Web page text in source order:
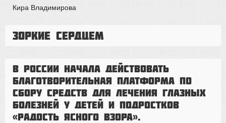
Кира Владимирова
Зоркие сердцем
В России начала действовать
благотворительная платформа по
сбору средств для лечения глазных
болезней у детей и подростков
«Радость ясного взора».